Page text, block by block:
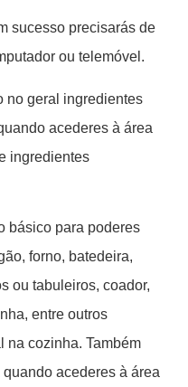
sucesso precisarás de
ou telemóvel.
no geral ingredientes
acederes à área
ingredientes
básico para poderes
forno, batedeira,
ou tabuleiros, coador,
entre outros
na cozinha. Também
acederes à área